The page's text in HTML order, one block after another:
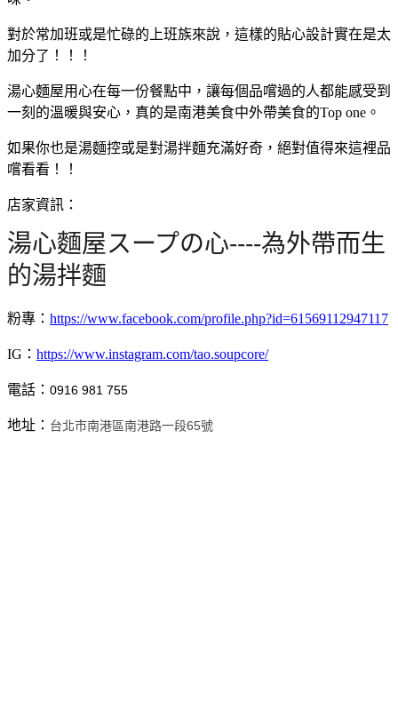
對於常加班或是忙碌的上班族來說，這樣的貼心設計實在是太
加分了！！！
湯心麵屋用心在每一份餐點中，讓每個品嚐過的人都能感受到
一刻的溫暖與安心，真的是南港美食中外帶美食的Top one。
如果你也是湯麵控或是對湯拌麵充滿好奇，絕對值得來這裡品
嚐看看！！
店家資訊：
湯心麵屋スープの心----為外帶而生
的湯拌麵
粉專： https://www.facebook.com/profile.php?id=61569112947117
IG： https://www.instagram.com/tao.soupcore/
電話： 0916 981 755
地址： 台北市南港區南港路一段65號